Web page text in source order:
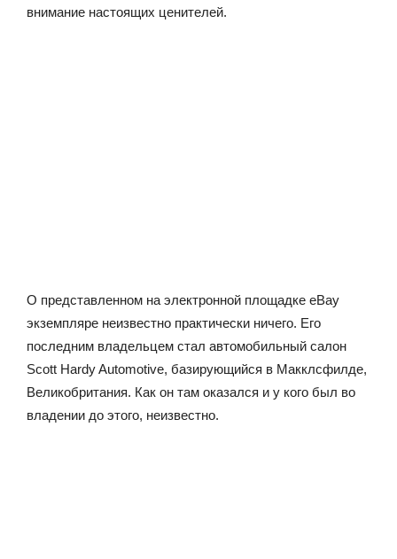
внимание настоящих ценителей.
О представленном на электронной площадке eBay
экземпляре неизвестно практически ничего. Его
последним владельцем стал автомобильный салон
Scott Hardy Automotive, базирующийся в Макклсфилде,
Великобритания. Как он там оказался и у кого был во
владении до этого, неизвестно.